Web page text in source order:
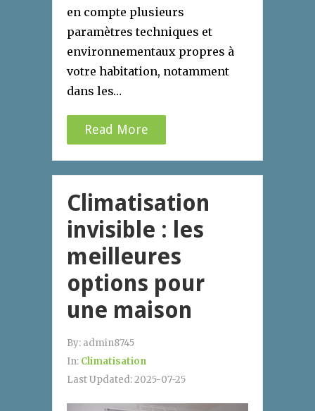
en compte plusieurs
paramètres techniques et
environnementaux propres à
votre habitation, notamment
dans les…
Read More
Climatisation
invisible : les
meilleures
options pour
une maison
By: admin8745
In: Climatisation
Last Updated:2025-07-25